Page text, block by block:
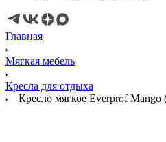
Главная
Мягкая мебель
Кресла для отдыха
Кресло мягкое Everprof